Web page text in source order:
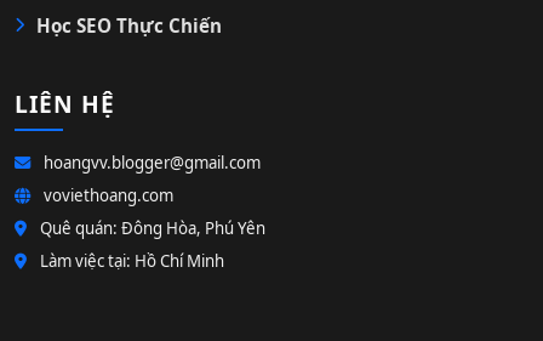
Học SEO Thực Chiến
LIÊN HỆ
hoangvv.blogger@gmail.com
voviethoang.com
Quê quán: Đông Hòa, Phú Yên
Làm việc tại: Hồ Chí Minh